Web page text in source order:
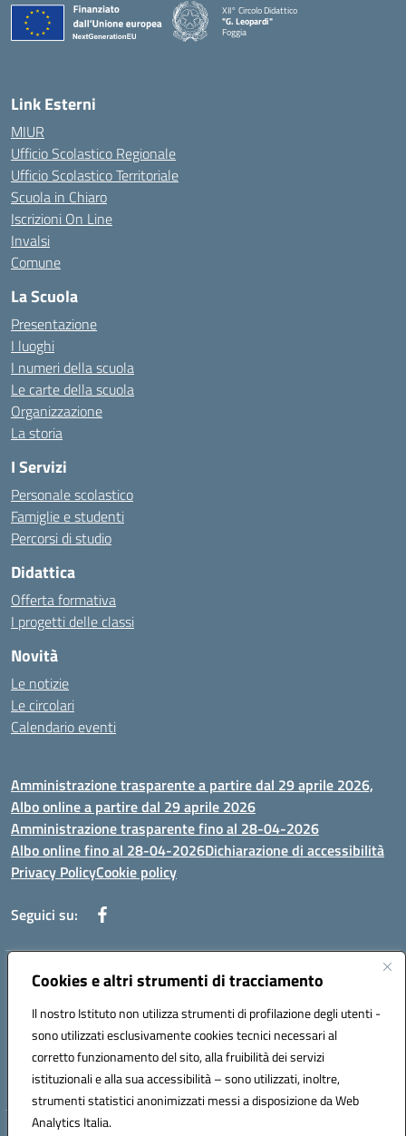
Cookies e altri strumenti di tracciamento
Il nostro Istituto non utilizza strumenti di profilazione degli utenti -
sono utilizzati esclusivamente cookies tecnici necessari al
corretto funzionamento del sito, alla fruibilità dei servizi
istituzionali e alla sua accessibilità – sono utilizzati, inoltre,
strumenti statistici anonimizzati messi a disposizione da Web
Analytics Italia.
XII° Circolo Didattico
"G. Leopardi"
Foggia
— Visita la pagina iniziale della scuola
Link Esterni
MIUR
Ufficio Scolastico Regionale
Ufficio Scolastico Territoriale
Scuola in Chiaro
Iscrizioni On Line
Invalsi
Comune
La Scuola
Presentazione
I luoghi
I numeri della scuola
Le carte della scuola
Organizzazione
La storia
I Servizi
Personale scolastico
Famiglie e studenti
Percorsi di studio
Didattica
Offerta formativa
I progetti delle classi
Novità
Le notizie
Le circolari
Calendario eventi
Amministrazione trasparente a partire dal 29 aprile 2026,
Albo online a partire dal 29 aprile 2026
Amministrazione trasparente fino al 28-04-2026
Albo online fino al 28-04-2026Dichiarazione di accessibilità
Privacy PolicyCookie policy
Seguici su:
Indirizzo:Via Selicato, 1 71122 FOGGIA (FG)
Posta elettronica certificata (PEC):fgee01200c@pec.istruzione.it
Codice fiscale: 80005820719
Codice meccanografico: FGEE01200C